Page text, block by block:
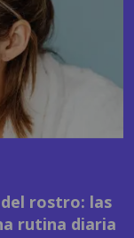
rostro: las
rutina diaria